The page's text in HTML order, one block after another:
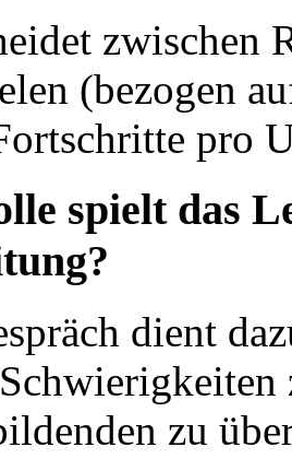
zwischen
(bezogen
pro
spielt das
dient
zu